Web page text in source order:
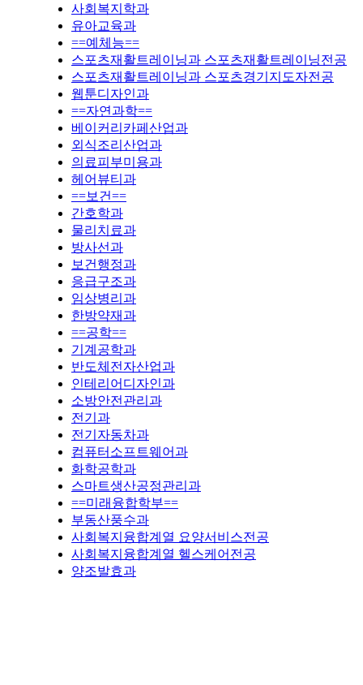
사회복지학과
유아교육과
==예체능==
스포츠재활트레이닝과 스포츠재활트레이닝전공
스포츠재활트레이닝과 스포츠경기지도자전공
웹툰디자인과
==자연과학==
베이커리카페산업과
외식조리산업과
의료피부미용과
헤어뷰티과
==보건==
간호학과
물리치료과
방사선과
보건행정과
응급구조과
임상병리과
한방약재과
==공학==
기계공학과
반도체전자산업과
인테리어디자인과
소방안전관리과
전기과
전기자동차과
컴퓨터소프트웨어과
화학공학과
스마트생산공정관리과
==미래융합학부==
부동산풍수과
사회복지융합계열 요양서비스전공
사회복지융합계열 헬스케어전공
양조발효과